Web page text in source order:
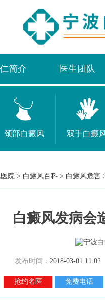
简介 医生团队
颈部白癜风 双手白癜
院 > 白癜风百科 > 白癜风危害
白癜风发病会
发布时间： 2018-03-01 11:02
抢约名医 免费电话